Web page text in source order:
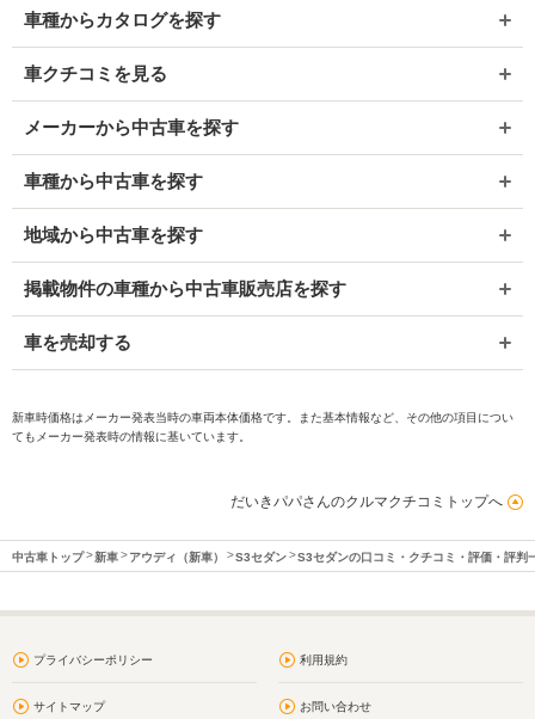
車種からカタログを探す
車クチコミを見る
メーカーから中古車を探す
車種から中古車を探す
地域から中古車を探す
掲載物件の車種から中古車販売店を探す
車を売却する
新車時価格はメーカー発表当時の車両本体価格です。また基本情報など、その他の項目につい
てもメーカー発表時の情報に基いています。
だいきパパさんのクルマクチコミトップへ
中古車トップ 新車 アウディ（新車） S3セダン S3セダンの口コミ・クチコミ・評価・評判
プライバシーポリシー 利用規約
サイトマップ お問い合わせ